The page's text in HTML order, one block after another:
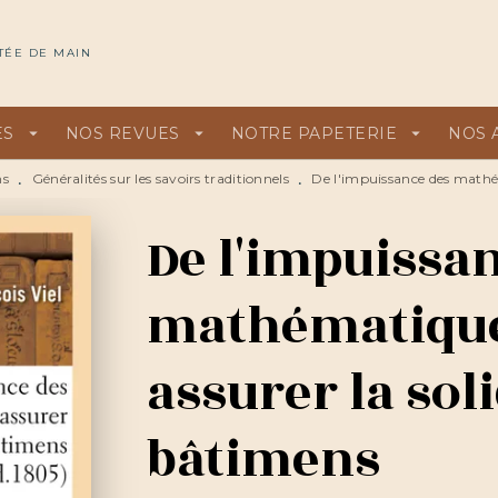
DE MAIN
arrow_drop_down NOS REVUES arrow_drop_down NOTRE PAPETERIE arrow_drop_down NOS
• Généralités sur les savoirs traditionnels • De l'impuissance des
De
assurer la
bâtimens